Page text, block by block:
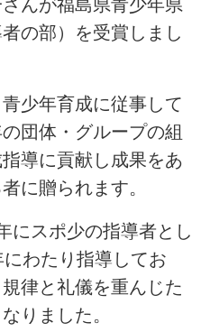
んが福島県青少年県
の部）を受賞しまし
少年育成に従事して
団体・グループの組
導に貢献し成果をあ
に贈られます。
にスポ少の指導者とし
わたり指導してお
律と礼儀を重んじた
りました。